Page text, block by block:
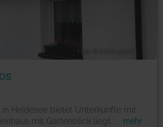
in Heidesee bietet Unterkünfte mit
mit Gartenblick liegt
mehr